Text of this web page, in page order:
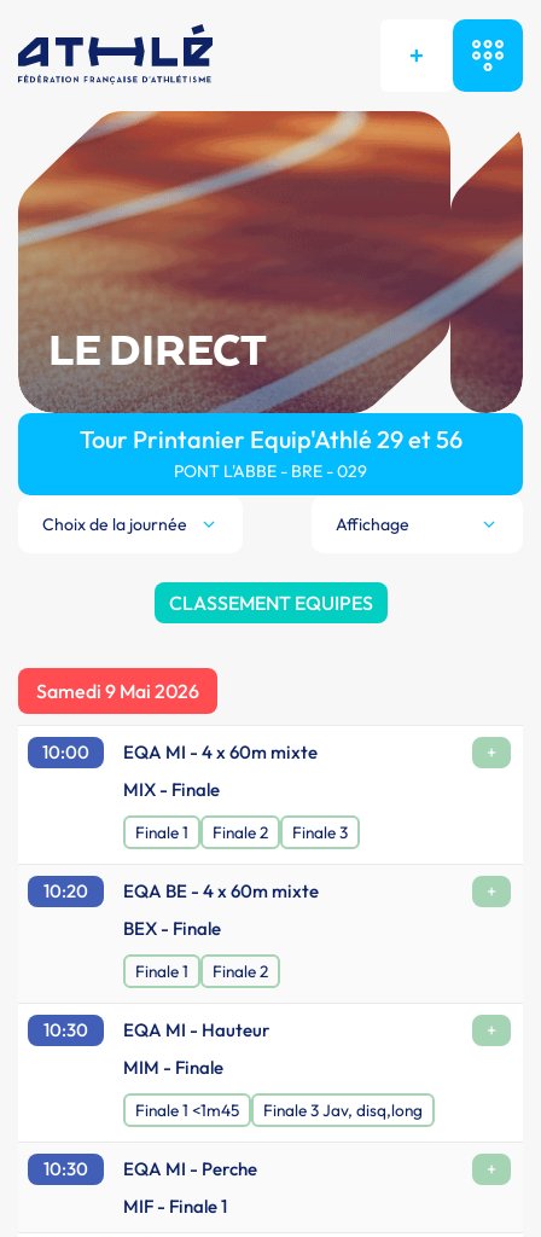
+
LE DIRECT
Tour Printanier Equip'Athlé 29 et 56
PONT L'ABBE - BRE - 029
Choix de la journée Affichage
CLASSEMENT EQUIPES
Samedi 9 Mai 2026
10:00 EQA MI - 4 x 60m mixte
+
MIX - Finale
Finale 1 Finale 2 Finale 3
10:20 EQA BE - 4 x 60m mixte
+
BEX - Finale
Finale 1 Finale 2
10:30 EQA MI - Hauteur
+
MIM - Finale
Finale 1 <1m45 Finale 3 Jav, disq,long
10:30 EQA MI - Perche
+
MIF - Finale 1